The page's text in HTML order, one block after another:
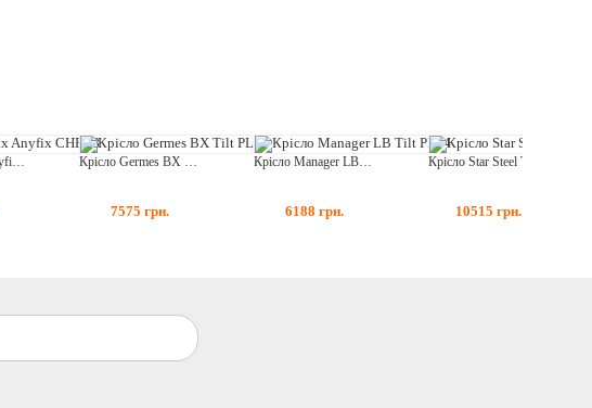
7575 грн.
Крісло Manager LB Tilt PL64
6188 грн. 10515 грн.